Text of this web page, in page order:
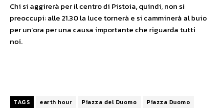
Chi si aggirerà per il centro di Pistoia, quindi, non si
preoccupi: alle 21.30 la luce tornerà e si camminerà al buio
per un’ora per una causa importante che riguarda tutti
noi.
TAGS earth hour Piazza del Duomo
Piazza Duomo